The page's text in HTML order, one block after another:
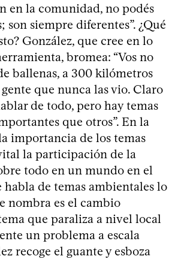
en la comunidad, no podés
son siempre diferentes”. ¿Qué
González, que cree en lo
bromea: “Vos no
ballenas, a 300 kilómetros
que nunca las vio. Claro
de todo, pero hay temas
que otros”. En la
importancia de los temas
la participación de la
todo en un mundo en el
habla de temas ambientales lo
nombra es el cambio
que paraliza a nivel local
un problema a escala
recoge el guante y esboza